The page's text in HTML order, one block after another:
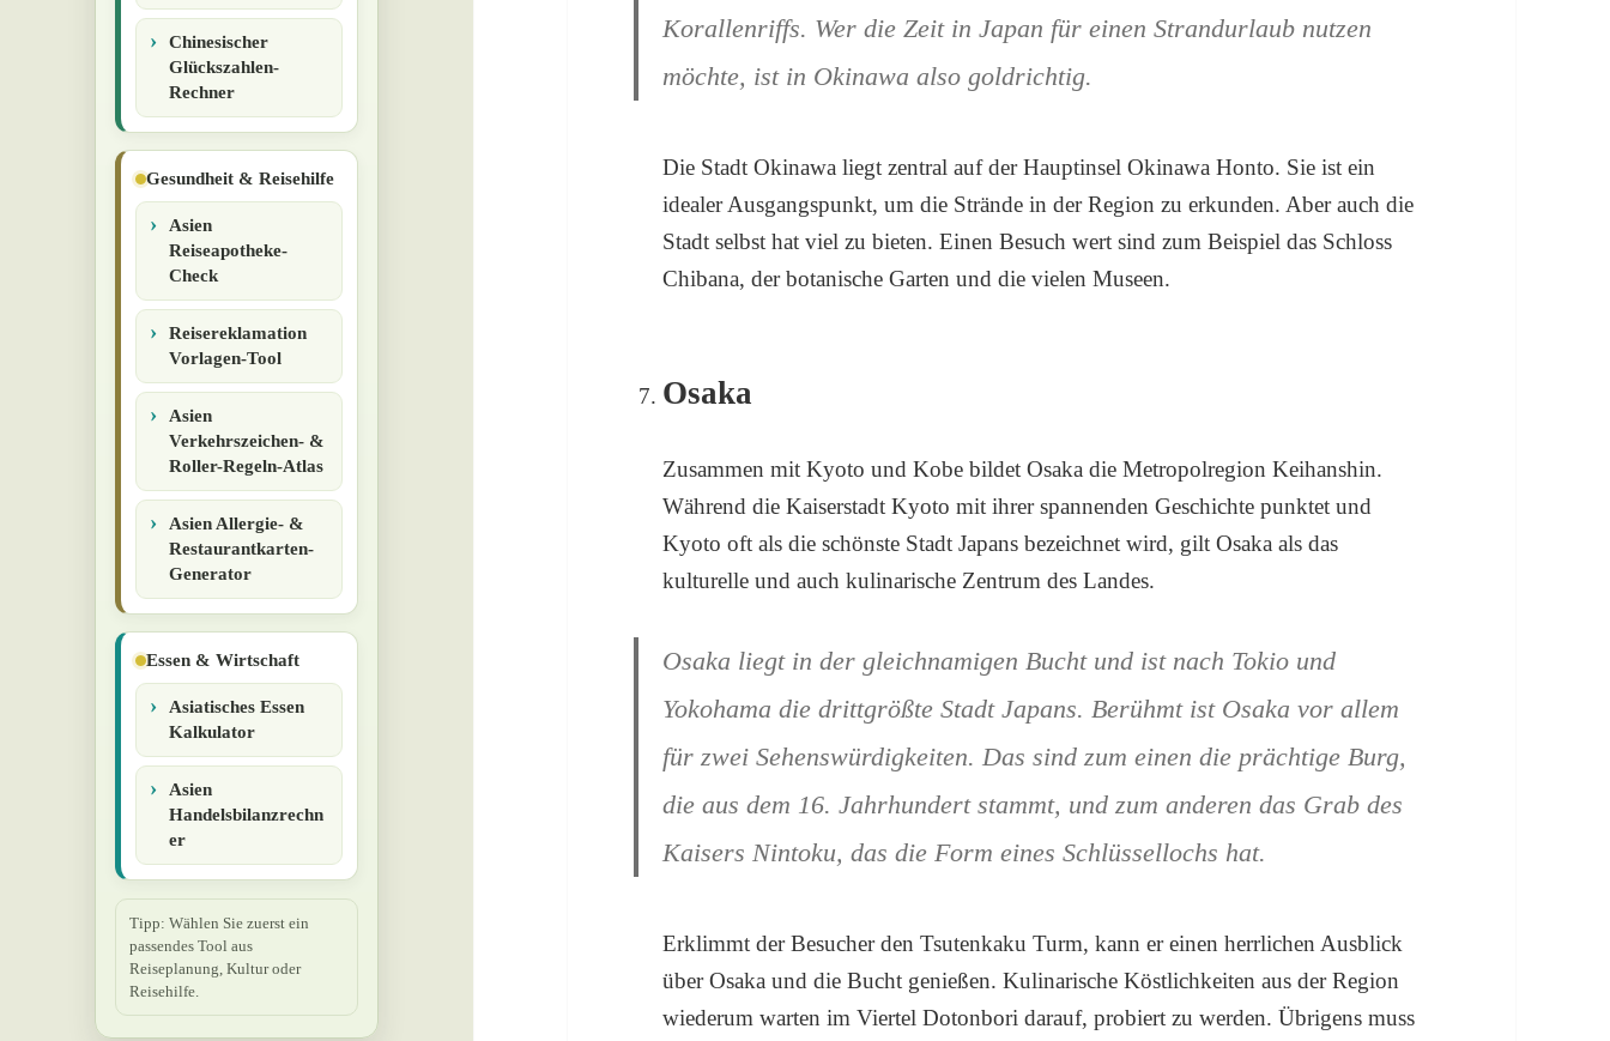
Chinesischer
Glückszahlen-
Rechner
Gesundheit & Reisehilfe
Asien
Reiseapotheke-
Check
Reisereklamation
Vorlagen-Tool
Asien
Verkehrszeichen- &
Roller-Regeln-Atlas
Asien Allergie- &
Restaurantkarten-
Generator
Essen & Wirtschaft
Asiatisches Essen
Kalkulator
Asien
Handelsbilanzrechn
er
Tipp: Wählen Sie zuerst ein
passendes Tool aus
Reiseplanung, Kultur oder
Reisehilfe.
Korallenriffs. Wer die Zeit in Japan für einen Strandurlaub nutzen
möchte, ist in Okinawa also goldrichtig.
Die Stadt Okinawa liegt zentral auf der Hauptinsel Okinawa Honto. Sie ist ein
idealer Ausgangspunkt, um die Strände in der Region zu erkunden. Aber auch die
Stadt selbst hat viel zu bieten. Einen Besuch wert sind zum Beispiel das Schloss
Chibana, der botanische Garten und die vielen Museen.
Osaka
Zusammen mit Kyoto und Kobe bildet Osaka die Metropolregion Keihanshin.
Während die Kaiserstadt Kyoto mit ihrer spannenden Geschichte punktet und
Kyoto oft als die schönste Stadt Japans bezeichnet wird, gilt Osaka als das
kulturelle und auch kulinarische Zentrum des Landes.
Osaka liegt in der gleichnamigen Bucht und ist nach Tokio und
Yokohama die drittgrößte Stadt Japans. Berühmt ist Osaka vor allem
für zwei Sehenswürdigkeiten. Das sind zum einen die prächtige Burg,
die aus dem 16. Jahrhundert stammt, und zum anderen das Grab des
Kaisers Nintoku, das die Form eines Schlüssellochs hat.
Erklimmt der Besucher den Tsutenkaku Turm, kann er einen herrlichen Ausblick
über Osaka und die Bucht genießen. Kulinarische Köstlichkeiten aus der Region
wiederum warten im Viertel Dotonbori darauf, probiert zu werden. Übrigens muss